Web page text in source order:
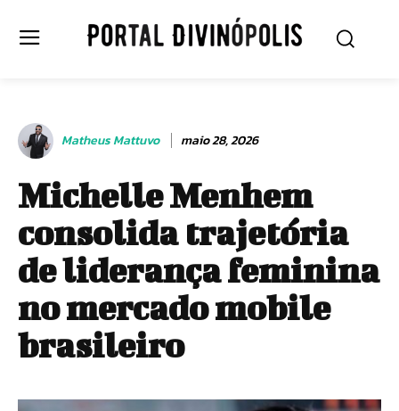
Matheus Mattuvo maio 28, 2026
Michelle Menhem
consolida trajetória
de liderança feminina
no mercado mobile
brasileiro